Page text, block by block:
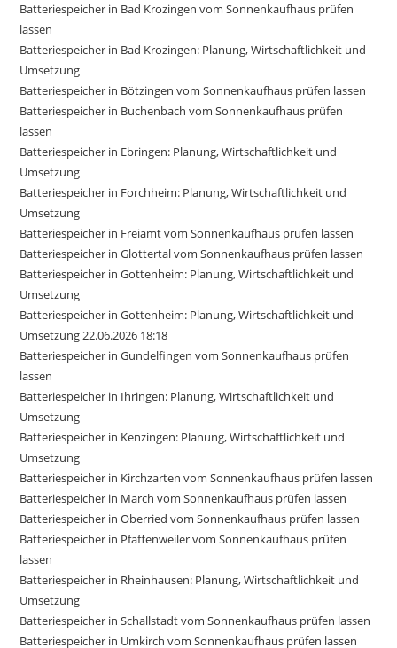
Batteriespeicher in Bad Krozingen vom Sonnenkaufhaus prüfen
lassen
Batteriespeicher in Bad Krozingen: Planung, Wirtschaftlichkeit und
Umsetzung
Batteriespeicher in Bötzingen vom Sonnenkaufhaus prüfen lassen
Batteriespeicher in Buchenbach vom Sonnenkaufhaus prüfen
lassen
Batteriespeicher in Ebringen: Planung, Wirtschaftlichkeit und
Umsetzung
Batteriespeicher in Forchheim: Planung, Wirtschaftlichkeit und
Umsetzung
Batteriespeicher in Freiamt vom Sonnenkaufhaus prüfen lassen
Batteriespeicher in Glottertal vom Sonnenkaufhaus prüfen lassen
Batteriespeicher in Gottenheim: Planung, Wirtschaftlichkeit und
Umsetzung
Batteriespeicher in Gottenheim: Planung, Wirtschaftlichkeit und
Umsetzung 22.06.2026 18:18
Batteriespeicher in Gundelfingen vom Sonnenkaufhaus prüfen
lassen
Batteriespeicher in Ihringen: Planung, Wirtschaftlichkeit und
Umsetzung
Batteriespeicher in Kenzingen: Planung, Wirtschaftlichkeit und
Umsetzung
Batteriespeicher in Kirchzarten vom Sonnenkaufhaus prüfen lassen
Batteriespeicher in March vom Sonnenkaufhaus prüfen lassen
Batteriespeicher in Oberried vom Sonnenkaufhaus prüfen lassen
Batteriespeicher in Pfaffenweiler vom Sonnenkaufhaus prüfen
lassen
Batteriespeicher in Rheinhausen: Planung, Wirtschaftlichkeit und
Umsetzung
Batteriespeicher in Schallstadt vom Sonnenkaufhaus prüfen lassen
Batteriespeicher in Umkirch vom Sonnenkaufhaus prüfen lassen